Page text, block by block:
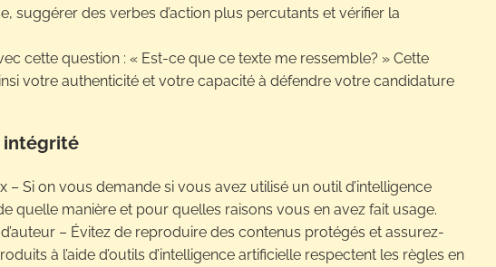
suggérer des verbes d’action plus percutants et vérifier la
cette question : « Est-ce que ce texte me ressemble? » Cette
votre authenticité et votre capacité à défendre votre candidature
intégrité
– Si on vous demande si vous avez utilisé un outil d’intelligence
quelle manière et pour quelles raisons vous en avez fait usage.
– Évitez de reproduire des contenus protégés et assurez-
à l’aide d’outils d’intelligence artificielle respectent les règles en